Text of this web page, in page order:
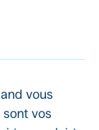
vous
vos